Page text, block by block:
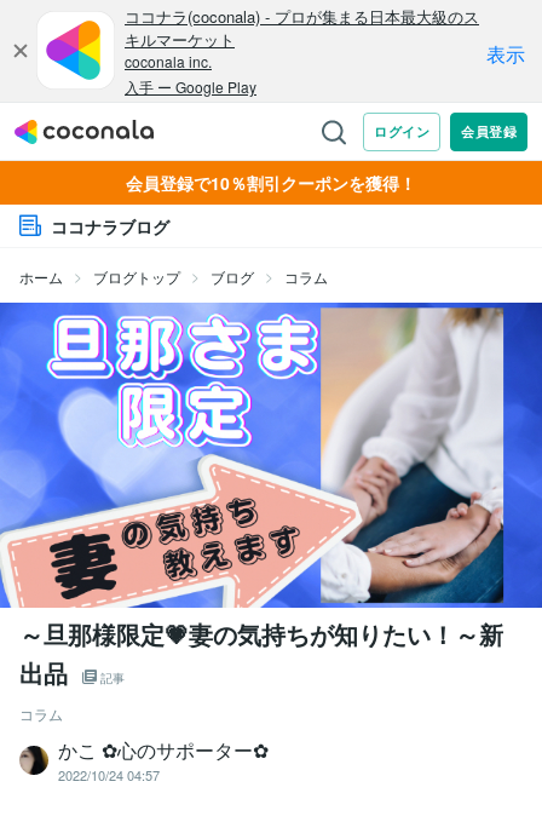
会員登録で10％割引クーポンを獲得！
ココナラブログ
ホーム ブログトップ ブログ コラム
～旦那様限定💗妻の気持ちが知りたい！～新
出品
記事
コラム
かこ ✿心のサポーター✿
2022/10/24 04:57